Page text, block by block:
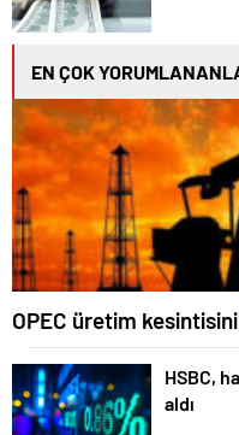
EN ÇOK
OPEC üretim
HSBC,
aldı